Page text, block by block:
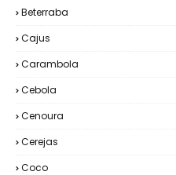
Beterraba
Cajus
Carambola
Cebola
Cenoura
Cerejas
Coco